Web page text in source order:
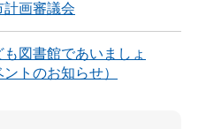
計画審議会
図書館であいましょ
トのお知らせ）